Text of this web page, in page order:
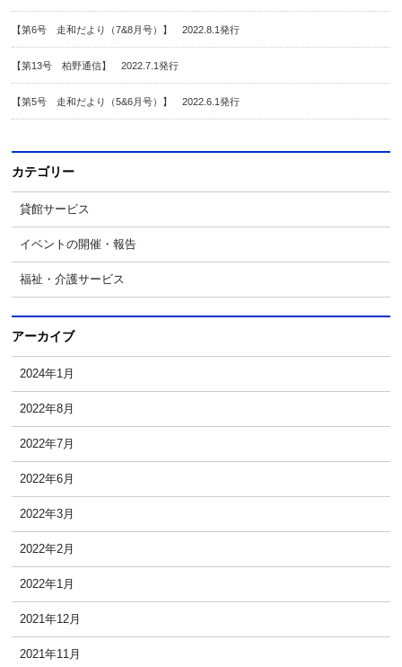
【第6号 走和だより（7&8月号）】 2022.8.1発行
【第13号 柏野通信】 2022.7.1発行
【第5号 走和だより（5&6月号）】 2022.6.1発行
カテゴリー
貸館サービス
イベントの開催・報告
福祉・介護サービス
アーカイブ
2024年1月
2022年8月
2022年7月
2022年6月
2022年3月
2022年2月
2022年1月
2021年12月
2021年11月